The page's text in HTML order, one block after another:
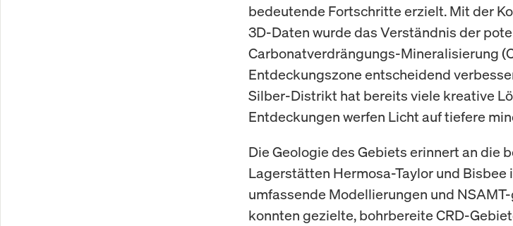
bedeutende Fortschritte erzielt. Mit der
3D-Daten wurde das Verständnis der
Carbonatverdrängungs-Mineralisierung
Entdeckungszone entscheidend
Silber-Distrikt hat bereits viele kreative
Entdeckungen werfen Licht auf tiefere
Die Geologie des Gebiets erinnert an die
Lagerstätten Hermosa-Taylor und Bisbee
umfassende Modellierungen und
konnten gezielte, bohrbereite CRD-